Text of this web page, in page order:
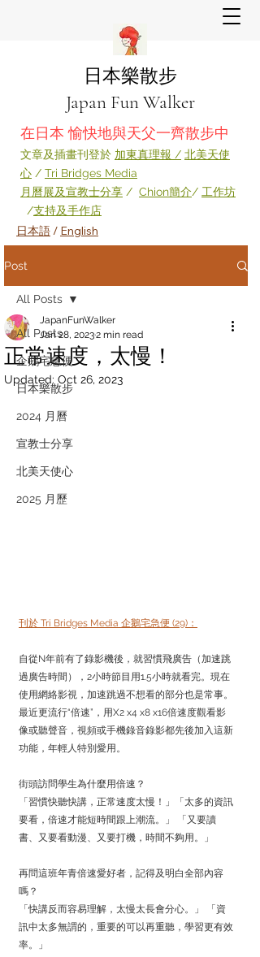
日本樂散步
Japan Fun Walker
在日本 愉快地與天父一齊散步中
​文章及插畫刊登於 加東真理報 / 北美天使
心 / Tri Bridges Media
月 曆展及宣教士分享 ​ / Chion簡介/ 工作坊
/支持及手作店
日本語 / English
Post
All Posts
企鵝宅急便
日本樂散步
2024 月曆
宣教士分享
北美天使心
2025 月歷
All Posts
正常速度，太慢！
JapanFunWalker
Jan 28, 20232 min read
Updated: Oct 26, 2023
刊於 Tri Bridges Media 企鵝宅急便 (29)：
自從N年前有了錄影機後，就習慣飛廣告（加速跳
過廣告時間），2小時節目用1.5小時就看完。現在
使用網絡影視，加速跳過不想看的部分也是常事。
最近更流行“倍速”，用X2 x4 x8 x16倍速度觀看影
像或聽聲音，視頻或手機錄音錄影都先後加入這新
功能，年輕人特別愛用。
街頭訪問學生為什麼用倍速？
「習慣快聽快講，正常速度太慢！」「太多的資訊
要看，倍速才能短時間跟上潮流。」 「又要讀
書、又要看動漫、又要打機，時間不夠用。」
再問這班年青倍速愛好者，記得及明白全部內容
嗎？
「快講反而容易理解，太慢太長會分心。」 「資
訊中太多無謂的，重要的可以再重聽，學習更有效
率。」